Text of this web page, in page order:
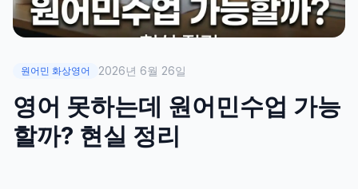
원어민 화상영어 2026년 6월 26일
영어 못하는데 원어민수업 가능
할까? 현실 정리